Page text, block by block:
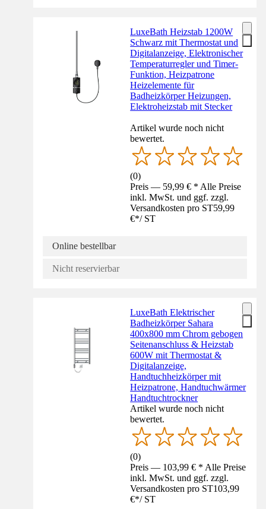
LuxeBath Heizstab 1200W
Schwarz mit Thermostat und
Digitalanzeige, Elektronischer
Temperaturregler und Timer-
Funktion, Heizpatrone
Heizelemente für
Badheizkörper Heizungen,
Elektroheizstab mit Stecker
Artikel wurde noch nicht
bewertet.
(0)
Preis — 59,99 € * Alle Preise
inkl. MwSt. und ggf. zzgl.
Versandkosten pro ST59,99
€*/ ST
Online bestellbar
Nicht reservierbar
LuxeBath Elektrischer
Badheizkörper Sahara
400x800 mm Chrom gebogen
Seitenanschluss & Heizstab
600W mit Thermostat &
Digitalanzeige,
Handtuchheizkörper mit
Heizpatrone, Handtuchwärmer
Handtuchtrockner
Artikel wurde noch nicht
bewertet.
(0)
Preis — 103,99 € * Alle Preise
inkl. MwSt. und ggf. zzgl.
Versandkosten pro ST103,99
€*/ ST